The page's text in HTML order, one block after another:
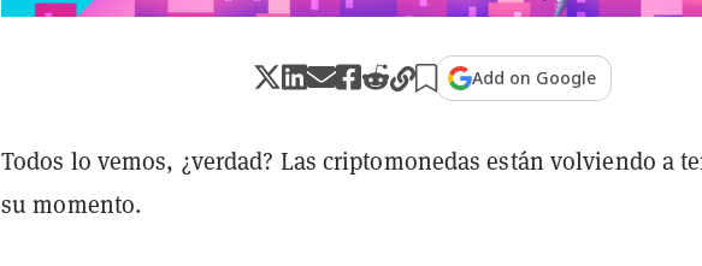
Add on Google
Todos lo vemos, ¿verdad? Las criptomonedas están volviendo a
su momento.